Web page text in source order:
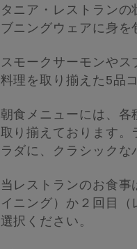
タニア・レストラン
ブニングウェアに身を
スモークサーモンや
料理を取り揃えた5品
朝食メニューには、各
取り揃えております
ラダに、クラシック
当レストランのお食
イニング）か２回目
選択ください。